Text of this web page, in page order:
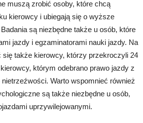
muszą zrobić osoby, które chcą
kierowcy i ubiegają się o wyższe
są niezbędne także u osób, które
jazdy i egzaminatorami nauki jazdy. Na
się także kierowcy, którzy przekroczyli 24
którym odebrano prawo jazdy z
Warto wspomnieć również
są także niezbędne u osób,
uprzywilejowanymi.